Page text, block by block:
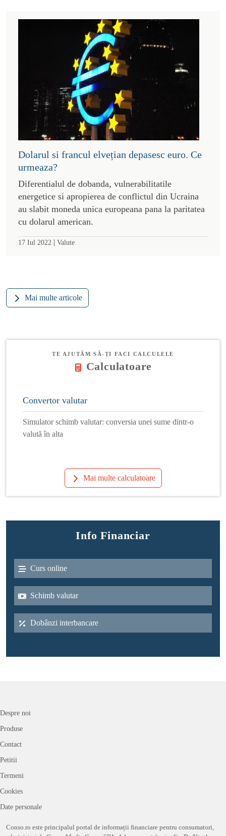
Dolarul si francul elvețian depasesc euro. Ce
urmeaza?
Diferentialul de dobanda, vulnerabilitatile
energetice si apropierea de conflictul din Ucraina
au slabit moneda unica europeana pana la paritatea
cu dolarul american.
17 Iul 2022 | Valute
Mai multe articole
TE AJUTĂM SĂ-ȚI FACI CALCULELE
Calculatoare
Convertor valutar
Simulator schimb valutar: conversia unei sume dintr-o
valută în alta
Mai multe calculatoare
Info Financiar
Curs online
Schimb valutar
Dobânzi interbancare
Despre noi
Produse
Contact
Petitii
Termeni
Cookies
Date personale
Conso.ro este principalul portal de informații financiare pentru consumatori,